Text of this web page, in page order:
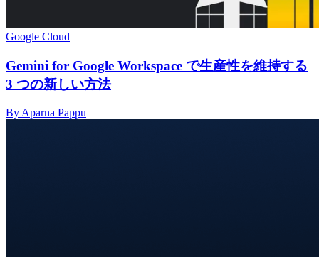
Google Cloud
Gemini for Google Workspace で生産性を維持する
3 つの新しい方法
By Aparna Pappu